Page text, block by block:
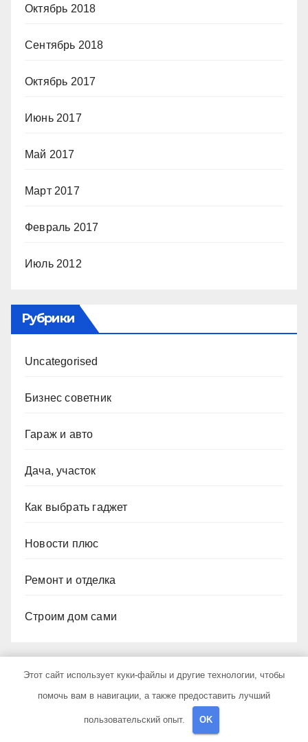
Октябрь 2018
Сентябрь 2018
Октябрь 2017
Июнь 2017
Май 2017
Март 2017
Февраль 2017
Июль 2012
Рубрики
Uncategorised
Бизнес советник
Гараж и авто
Дача, участок
Как выбрать гаджет
Новости плюс
Ремонт и отделка
Строим дом сами
Этот сайт использует куки-файлы и другие технологии, чтобы
помочь вам в навигации, а также предоставить лучший
пользовательский опыт. OK